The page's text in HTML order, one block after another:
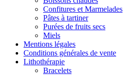
Confitures et Marmelades
Pâtes à tartiner
Purées de fruits secs
Miels
Mentions légales
Conditions générales de vente
Lithothérapie
Bracelets